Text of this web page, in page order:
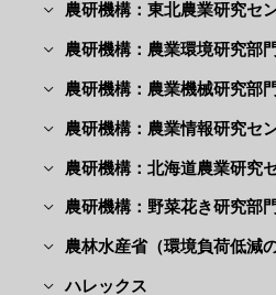
農研機構：東北農業研究セ
農研機構：農業環境研究部門
農研機構：農業機械研究部門
農研機構：農業情報研究セ
農研機構：北海道農業研究
農研機構：野菜花き研究部門
農林水産省（環境負荷低減
ハレックス